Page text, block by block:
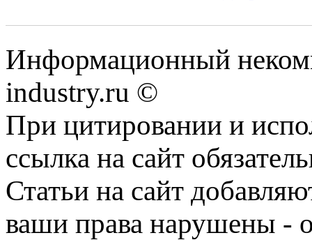
Информационный
industry.ru ©
При цитировании и
ссылка на сайт
Статьи на сайт
ваши права нарушены -